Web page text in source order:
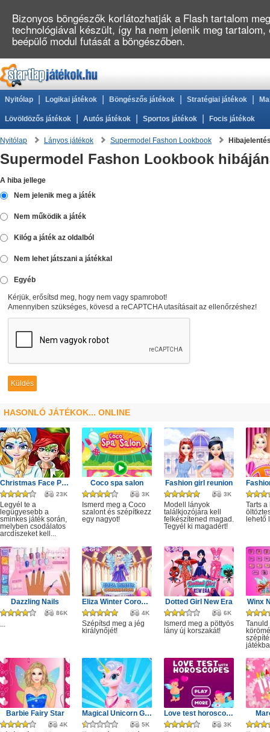
Nyitólap Logikai játékok Böngészős játékok Stratégiai játékok
Lövöldözős játékok Autós játékok Sportos játékok Focis játékok
Nyitólap Lányos játékok Supermodel Fashon Lookbook
Supermodel Fashon Lookbook
A hiba jellege
Nem jelenik meg a játék
Nem működik a játék
Kilóg a játék az oldalból
Nem lehet játszani a játékkal
Egyéb
Kérjük, erősítsd meg, hogy nem vagy spamrobot!
Amennyiben szükséges, kövesd a reCAPTCHA utasításait az ellenőrzéshez!
HASONLÓ JÁTÉKOK... ONLINE
Christmas Face Painting
23K
Legyél te a
legügyesebb a
sminkes játék során,
melyben csodálatos
arcdíszeket kell...
Coco spa salon
3K
Ismerd meg a Coco
szalont és szépítkezz
egy nagyot!
Fashion girl reunion
3K
Modell lányok
találkjozójára kell
felkészítened magad.
Tegyél ki magadért!
Tarts
lehető
Dazzling Nails
86K
...
Eliza Winter Coronation
4K
Szépítsd meg a jég
királynőjét!
Dotted Girl New Era
6K
Ismerd meg a pöttyös
lány új korszakát!
Winx
Tanuld
Barbie Fairy Star
4K
Magical Unicorn Grooming World
5K
Love test horoscopes
3K
Bizonyos böngészők korlátozhatják a Flash tartalom
technológiával készült, így ha nem jelenik meg
beépülő modul futását a böngészőben.